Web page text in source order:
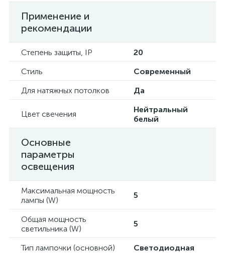
Применение и
рекомендации
Степень защиты, IP
20
Стиль
Современный
Для натяжных потолков
Да
Цвет свечения
Нейтральный
белый
Основные
параметры
освещения
Максимальная мощность
лампы (W)
5
Общая мощность
светильника (W)
5
Тип лампочки (основной)
Светодиодная